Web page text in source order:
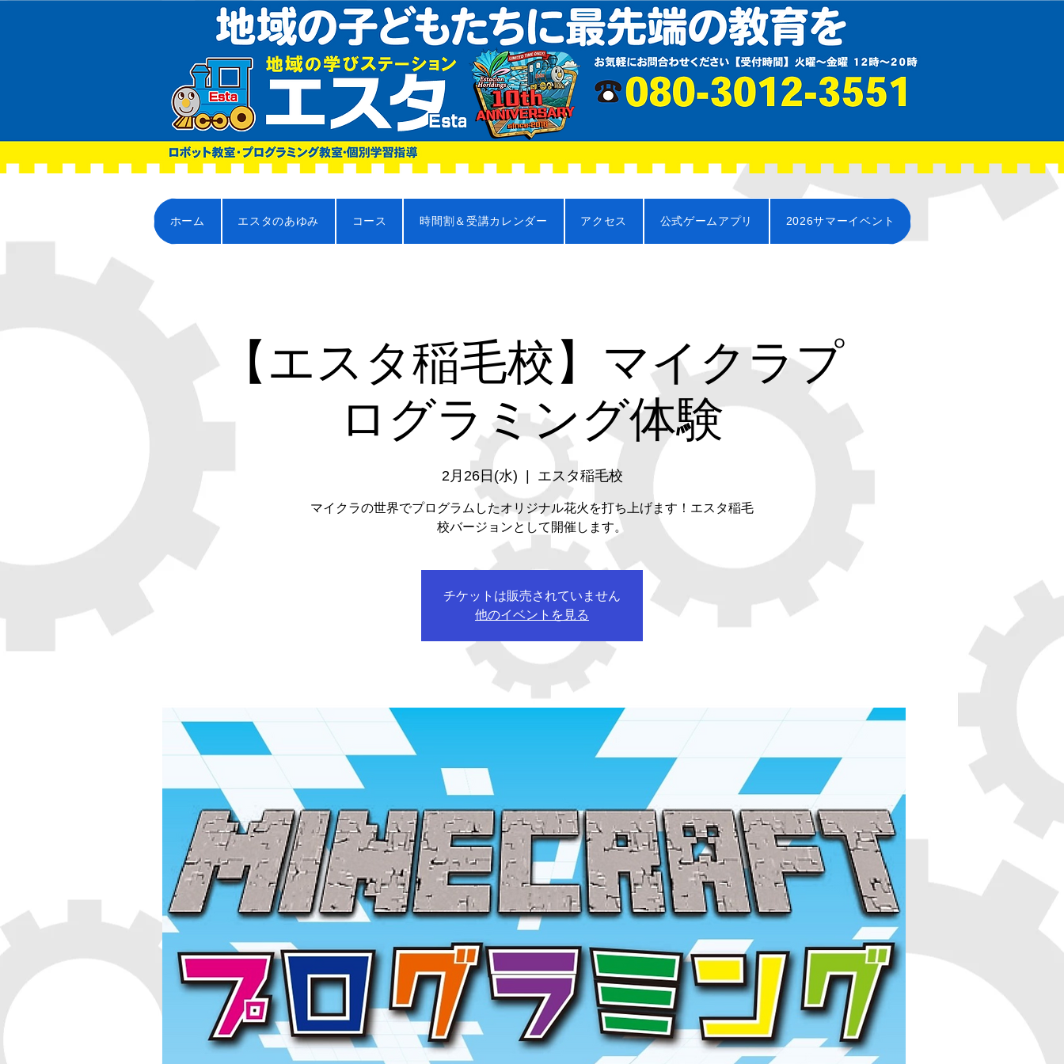
ホーム エスタのあゆみ コース 時間割＆受講カレンダー アクセス 公式ゲームアプリ 2026サマーイベント
【エスタ稲毛校】マイクラプ
ログラミング体験
2月26日(水) エスタ稲毛校
マイクラの世界でプログラムしたオリジナル花火を打ち上げます！エスタ稲毛
校バージョンとして開催します。
チケットは販売されていません
他のイベントを見る